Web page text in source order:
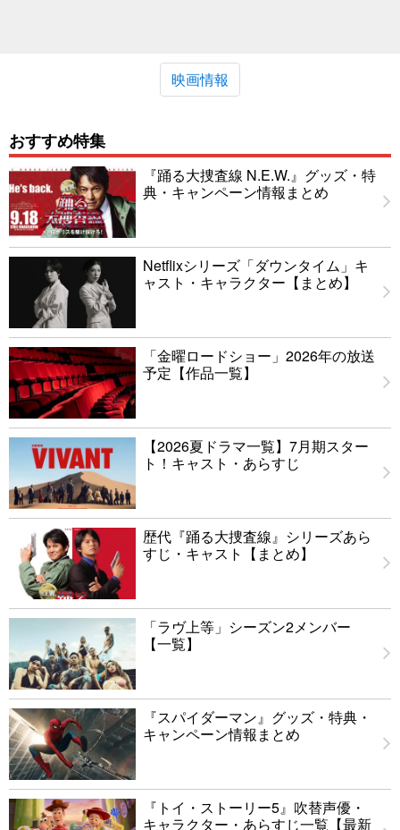
映画情報
おすすめ特集
『踊る大捜査線 N.E.W.』グッズ・特
典・キャンペーン情報まとめ
Netflixシリーズ「ダウンタイム」キ
ャスト・キャラクター【まとめ】
「金曜ロードショー」2026年の放送
予定【作品一覧】
【2026夏ドラマ一覧】7月期スター
ト！キャスト・あらすじ
歴代『踊る大捜査線』シリーズあら
すじ・キャスト【まとめ】
「ラヴ上等」シーズン2メンバー
【一覧】
『スパイダーマン』グッズ・特典・
キャンペーン情報まとめ
『トイ・ストーリー5』吹替声優・
キャラクター・あらすじ一覧【最新